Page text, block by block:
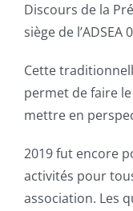
Discours de la
siège de l’ADSEA
Cette
permet de faire
mettre en
2019 fut encore
activités pour
association. Les